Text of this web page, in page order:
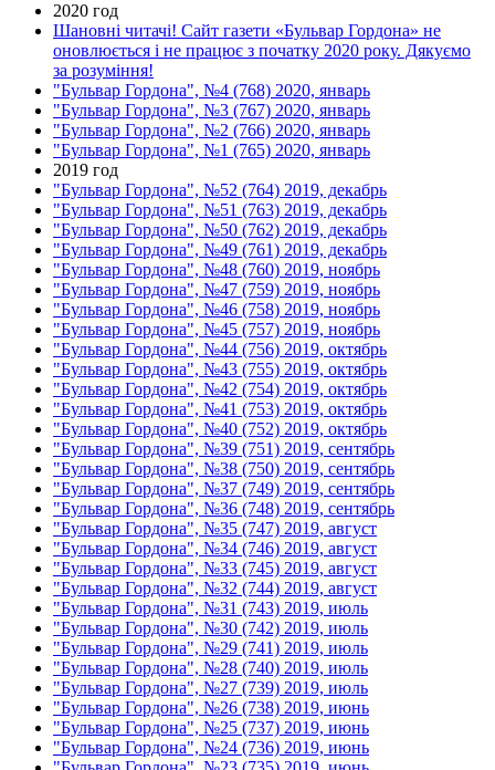
2020 год
Шановні читачі! Сайт газети «Бульвар Гордона» не
оновлюється і не працює з початку 2020 року. Дякуємо
за розуміння!
"Бульвар Гордона", №4 (768) 2020, январь
"Бульвар Гордона", №3 (767) 2020, январь
"Бульвар Гордона", №2 (766) 2020, январь
"Бульвар Гордона", №1 (765) 2020, январь
2019 год
"Бульвар Гордона", №52 (764) 2019, декабрь
"Бульвар Гордона", №51 (763) 2019, декабрь
"Бульвар Гордона", №50 (762) 2019, декабрь
"Бульвар Гордона", №49 (761) 2019, декабрь
"Бульвар Гордона", №48 (760) 2019, ноябрь
"Бульвар Гордона", №47 (759) 2019, ноябрь
"Бульвар Гордона", №46 (758) 2019, ноябрь
"Бульвар Гордона", №45 (757) 2019, ноябрь
"Бульвар Гордона", №44 (756) 2019, октябрь
"Бульвар Гордона", №43 (755) 2019, октябрь
"Бульвар Гордона", №42 (754) 2019, октябрь
"Бульвар Гордона", №41 (753) 2019, октябрь
"Бульвар Гордона", №40 (752) 2019, октябрь
"Бульвар Гордона", №39 (751) 2019, сентябрь
"Бульвар Гордона", №38 (750) 2019, сентябрь
"Бульвар Гордона", №37 (749) 2019, сентябрь
"Бульвар Гордона", №36 (748) 2019, сентябрь
"Бульвар Гордона", №35 (747) 2019, август
"Бульвар Гордона", №34 (746) 2019, август
"Бульвар Гордона", №33 (745) 2019, август
"Бульвар Гордона", №32 (744) 2019, август
"Бульвар Гордона", №31 (743) 2019, июль
"Бульвар Гордона", №30 (742) 2019, июль
"Бульвар Гордона", №29 (741) 2019, июль
"Бульвар Гордона", №28 (740) 2019, июль
"Бульвар Гордона", №27 (739) 2019, июль
"Бульвар Гордона", №26 (738) 2019, июнь
"Бульвар Гордона", №25 (737) 2019, июнь
"Бульвар Гордона", №24 (736) 2019, июнь